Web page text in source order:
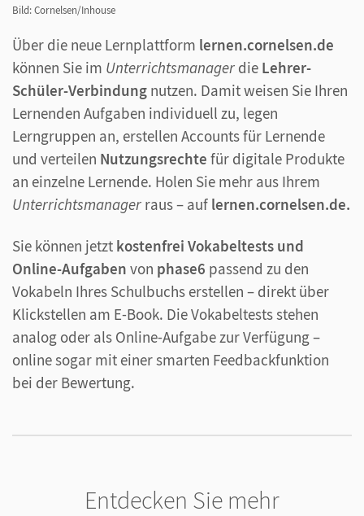
Bild: Cornelsen/Inhouse
Über die neue Lernplattform lernen.cornelsen.de
können Sie im Unterrichtsmanager die Lehrer-
Schüler-Verbindung nutzen. Damit weisen Sie Ihren
Lernenden Aufgaben individuell zu, legen
Lerngruppen an, erstellen Accounts für Lernende
und verteilen Nutzungsrechte für digitale Produkte
an einzelne Lernende. Holen Sie mehr aus Ihrem
Unterrichtsmanager raus – auf lernen.cornelsen.de.
Sie können jetzt kostenfrei Vokabeltests und
Online-Aufgaben von phase6 passend zu den
Vokabeln Ihres Schulbuchs erstellen – direkt über
Klickstellen am E-Book. Die Vokabeltests stehen
analog oder als Online-Aufgabe zur Verfügung –
online sogar mit einer smarten Feedbackfunktion
bei der Bewertung.
Entdecken Sie mehr